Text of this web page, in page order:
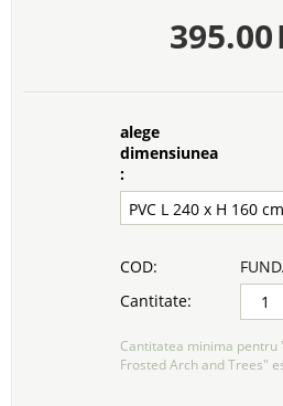
395.00
alege
dimensiunea
:
COD:
Cantitate:
Cantitatea minima pentru
Frosted Arch and Trees"